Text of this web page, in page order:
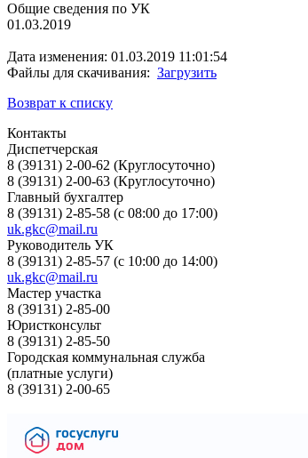
Общие сведения по УК
01.03.2019
Дата изменения: 01.03.2019 11:01:54
Файлы для скачивания: Загрузить
Возврат к списку
Контакты
Диспетчерская
8 (39131) 2-00-62 (Круглосуточно)
8 (39131) 2-00-63 (Круглосуточно)
Главный бухгалтер
8 (39131) 2-85-58 (с 08:00 до 17:00)
uk.gkc@mail.ru
Руководитель УК
8 (39131) 2-85-57 (с 10:00 до 14:00)
uk.gkc@mail.ru
Мастер участка
8 (39131) 2-85-00
Юристконсульт
8 (39131) 2-85-50
Городская коммунальная служба
(платные услуги)
8 (39131) 2-00-65